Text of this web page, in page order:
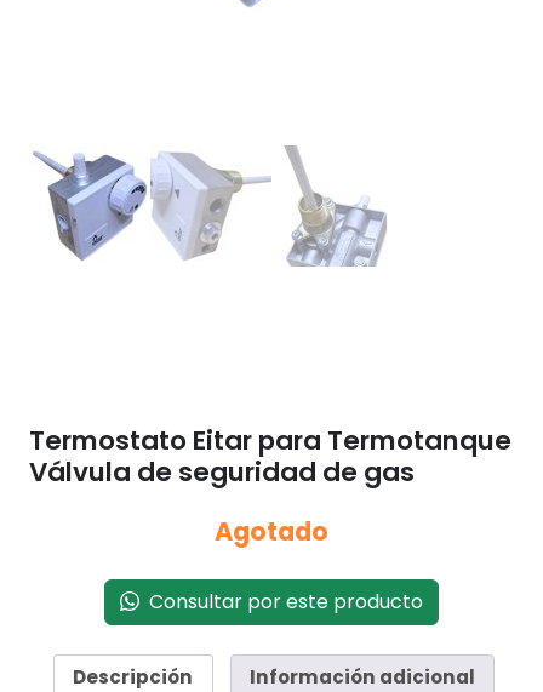
Termostato Eitar para Termotanque
Válvula de seguridad de gas
Agotado
Consultar por este producto
Descripción Información adicional